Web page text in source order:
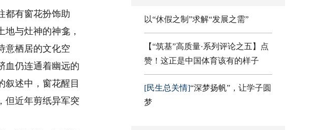
有窗花扮饰助
与灶神的神龛，
意栖居的文化空
血仍连通着幽远的
叙述中，窗花醒目
但近年剪纸异军突
以“休假之制”求解“发展之需”
【“筑基”高质量·系列评论之五】点
赞！这正是中国体育该有的样子
[民生总关情]“深梦扬帆”，让学子圆
梦